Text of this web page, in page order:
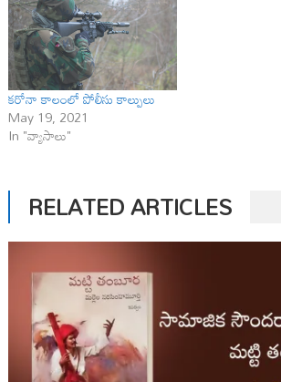
క‌రోనా కాలంలో పోలీసు కాల్పులు
May 19, 2021
In "వ్యాసాలు"
RELATED ARTICLES